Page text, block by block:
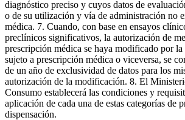
diagnóstico preciso y cuyos datos de
o de su utilización y vía de administración no
médica. 7. Cuando, con base en ensayos
preclínicos significativos, la autorización de
prescripción médica se haya modificado por
sujeto a prescripción médica o viceversa, se
de un año de exclusividad de datos para los
autorización de la modificación. 8. El
Consumo establecerá las condiciones y
aplicación de cada una de estas categorías de
dispensación.